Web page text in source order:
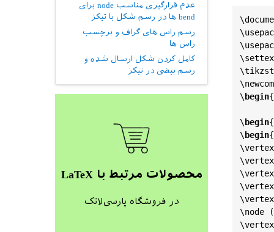
\
\
\
\
\
\
\ begin{
\ begin{
\ begin{
\
\
\
\
\
\node (
\
عدم قرارگیری مناسب node برای
bend ها در رسم شکل با تیکز
رسم راس های گراف و برچسب
راس ها
کامل کردن شکل ارسال شده و
رسم بیضی در تیکز
محصولات مرتبط با LaTeX
در فروشگاه پارسی‌لاتک